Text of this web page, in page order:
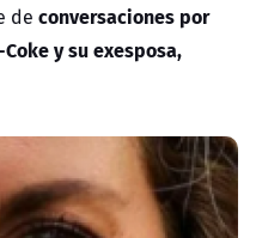
de conversaciones por
y su exesposa,